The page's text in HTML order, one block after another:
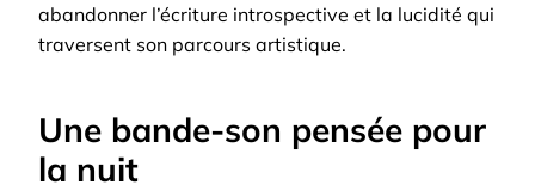
abandonner l’écriture introspective et la lucidité qui
traversent son parcours artistique.
Une bande-son pensée pour
la nuit